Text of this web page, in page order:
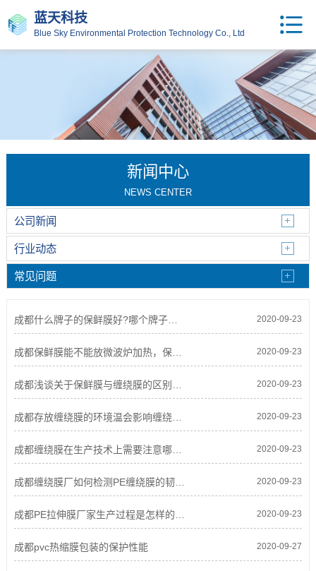
蓝天科技
Blue Sky Environmental Protection Technology Co., Ltd
新闻中心
NEWS CENTER
公司新闻
行业动态
常见问题
成都什么牌子的保鲜膜好?哪个牌子的保鲜膜比较好？ 2020-09-23
成都保鲜膜能不能放微波炉加热，保鲜膜真的能保鲜吗？ 2020-09-23
成都浅谈关于保鲜膜与缠绕膜的区别之处 2020-09-23
成都存放缠绕膜的环境温会影响缠绕膜的粘性? 2020-09-23
成都缠绕膜在生产技术上需要注意哪些要求? 2020-09-23
成都缠绕膜厂如何检测PE缠绕膜的韧性，品质 2020-09-23
成都PE拉伸膜厂家生产过程是怎样的?-PE拉伸膜外观的要求介绍 2020-09-23
成都pvc热缩膜包装的保护性能 2020-09-27